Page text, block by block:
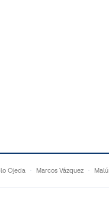
Ojeda Marcos Vázquez Malú